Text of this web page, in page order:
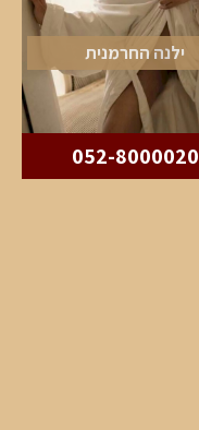
ילנה החרמנית
052-8000020